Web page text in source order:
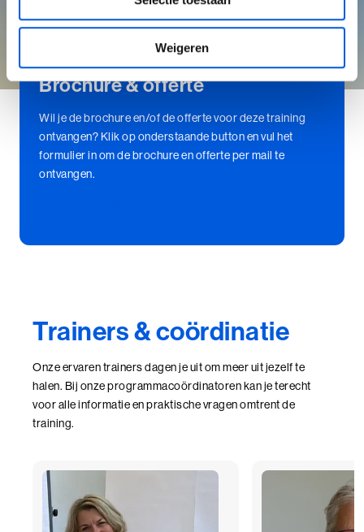
Weigeren
Brochure & offerte
Wil je de brochure en/of de offerte voor deze training
ontvangen? Klik op onderstaande button en vul het
formulier in om de brochure en offerte per mail te
ontvangen.
Trainers & coördinatie
Onze ervaren trainers dagen je uit om meer uit jezelf te
halen. Bij onze programmacoördinatoren kan je terecht
voor alle informatie en praktische vragen omtrent de
training.